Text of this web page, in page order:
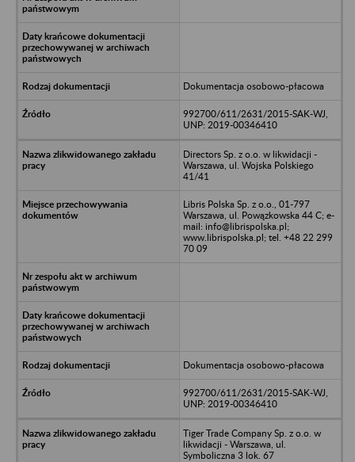
Dokumentacja osobowo-płacowa
992700/611/2631/2015-SAK-WJ,
UNP: 2019-00346410
Directors Sp. z o.o. w likwidacji -
Warszawa, ul. Wojska Polskiego
41/41
Libris Polska Sp. z o.o., 01-797
Warszawa, ul. Powązkowska 44 C; e-
mail: info@librispolska.pl;
www.librispolska.pl; tel. +48 22 299
70 09
Dokumentacja osobowo-płacowa
992700/611/2631/2015-SAK-WJ,
UNP: 2019-00346410
Tiger Trade Company Sp. z o.o. w
likwidacji - Warszawa, ul.
Symboliczna 3 lok. 67